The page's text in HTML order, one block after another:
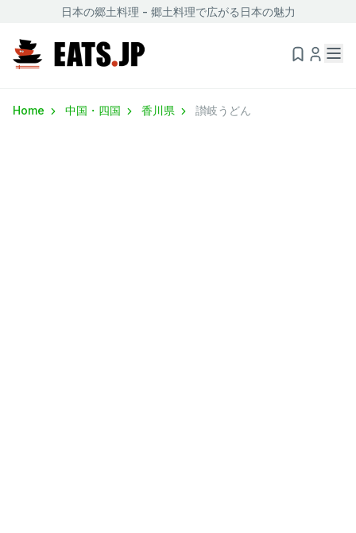
日本の郷土料理 - 郷土料理で広がる日本の魅力
Home 中国・四国 香川県 讃岐うどん